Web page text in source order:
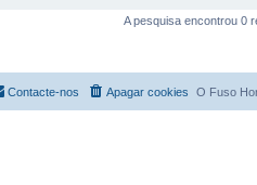
A pesquisa encontrou 0
O Fuso
Apagar cookies
Contacte-nos